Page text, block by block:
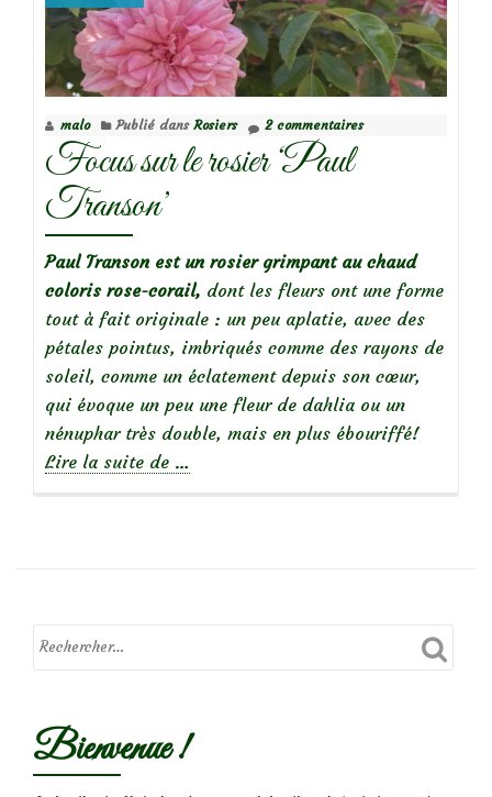
le
rosier
Albertine
malo Publié dans Rosiers 2 commentaires
Focus sur le rosier ‘Paul
Transon’
Paul Transon est un rosier grimpant au chaud
coloris rose-corail, dont les fleurs ont une forme
tout à fait originale : un peu aplatie, avec des
pétales pointus, imbriqués comme des rayons de
soleil, comme un éclatement depuis son cœur,
qui évoque un peu une fleur de dahlia ou un
nénuphar très double, mais en plus ébouriffé!
Lire la suite de
le
‘Paul
…
Bienvenue !